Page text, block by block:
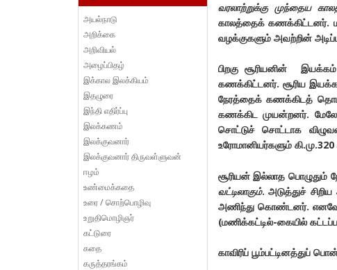
வரலாற்றுக்கு முந்தைய
காலத்தைக் கணக்கிட்டனர்.
வழக்குகளும் அவற்றின்
பிறகு சூரியனின்
கணக்கிட்டனர். சூரிய
நேரத்தைக் கணக்கிடத்
கணக்கிட முயன்றனர்.
சொட்டுச் சொட்டாக
உரோமானியர்களும்
சூரியன் இல்லாத பொழுதும்
வட்டிலாகும். அடுத்துச்
அணிந்து கொண்டனர். எனவே,
(மணிக்கட்டில்-கையில்
காவிரிப் பூம்பட்டினத்துப்
அயல்நாடு
அறிக்கை
அறிவியல்
அழைப்பிதழ்
இக்கால இலக்கியம்
இதழுரை
இந்தி எதிர்ப்பு
இலக்கணம்
இலக்குவனார்
இலக்குவனார் திருவள்ளுவன்
ஈழம்
உண்மைக்கதை
உரை / சொற்பொழிவு
உறுதிமொழிஞர்
கட்டுரை
கதை
கருத்தரங்கம்